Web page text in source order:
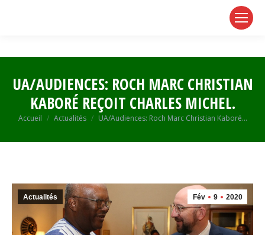
UA/AUDIENCES: ROCH MARC CHRISTIAN
KABORÉ REÇOIT CHARLES MICHEL.
Vous êtes ici :
Accueil Actualités UA/Audiences: Roch Marc Christian Kaboré…
Fév 9 2020
Actualités